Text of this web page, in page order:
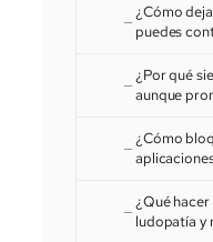
¿Cómo
puedes
¿Por qué
aunque
¿Cómo
¿Qué
ludopatía y